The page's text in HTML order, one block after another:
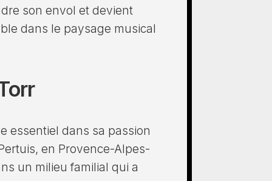
son envol et devient
dans le paysage musical
essentiel dans sa passion
en Provence-Alpes-
un milieu familial qui a